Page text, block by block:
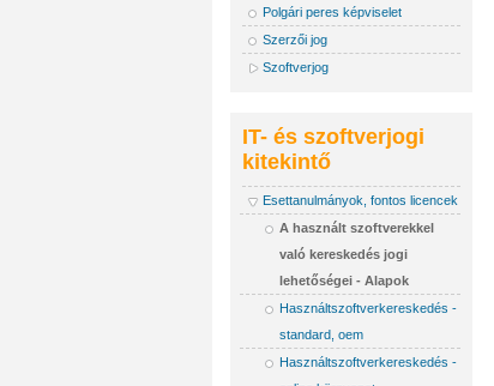
Polgári peres képviselet
Szerzői jog
Szoftverjog
IT- és szoftverjogi
kitekintő
Esettanulmányok, fontos licencek
A használt szoftverekkel
való kereskedés jogi
lehetőségei - Alapok
Használtszoftverkereskedés -
standard, oem
Használtszoftverkereskedés -